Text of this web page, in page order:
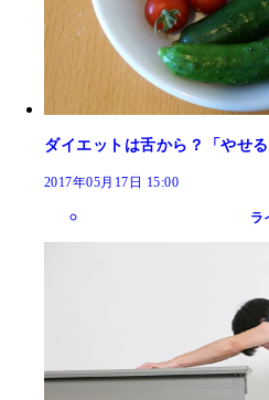
ダイエットは舌から？「やせ
2017年05月17日 15:00
ラ